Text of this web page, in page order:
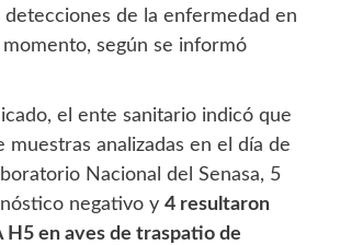
detecciones de la enfermedad en
según se informó
el ente sanitario indicó que
muestras analizadas en el día de
Nacional del Senasa, 5
negativo y 4 resultaron
H5 en aves de traspatio de